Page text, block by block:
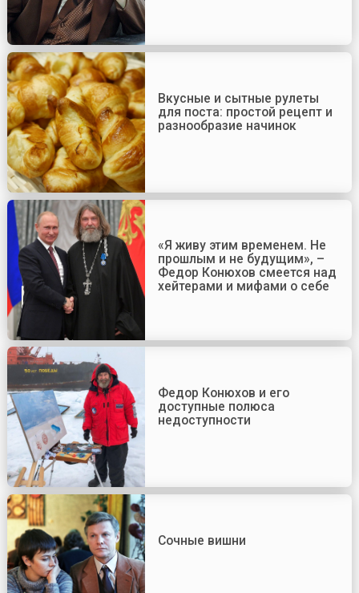
Вкусные и сытные рулеты
для поста: простой рецепт и
разнообразие начинок
«Я живу этим временем. Не
прошлым и не будущим», –
Федор Конюхов смеется над
хейтерами и мифами о себе
Федор Конюхов и его
доступные полюса
недоступности
Сочные вишни